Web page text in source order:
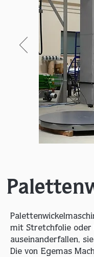
mit Stretchfolie oder
auseinanderfallen,
Die von Egemas